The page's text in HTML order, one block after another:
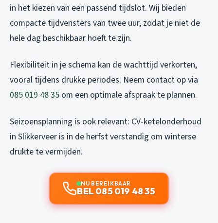
in het kiezen van een passend tijdslot. Wij bieden
compacte tijdvensters van twee uur, zodat je niet de
hele dag beschikbaar hoeft te zijn.
Flexibiliteit in je schema kan de wachttijd verkorten,
vooral tijdens drukke periodes. Neem contact op via
085 019 48 35 om een optimale afspraak te plannen.
Seizoensplanning is ook relevant: CV-ketelonderhoud
in Slikkerveer is in de herfst verstandig om winterse
drukte te vermijden.
NU BEREIKBAAR
BEL 085 019 48 35